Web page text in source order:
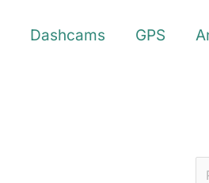
Dashcams GPS